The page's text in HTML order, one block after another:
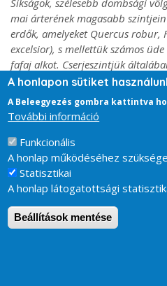
Síkságok, szélesebb dombsági
mai árterének magasabb
erdők, amelyeket Quercus robur,
excelsior), s mellettük számos
fafaj alkot. Cserjeszintjük
lomberdei ill. általános ligeterdei
idegenhonos fafajok maximális
egyébként az élőhely
K1a- Gyertyános-kocsányos
Síksági és dombvidéki tájak
lombkoronaszintjében általában
aránya 50% (amennyiben
azonosítható).
Elegyes, Quercus petraea s.l. és
mély talajú hegy-dombvidéki
A honlapon sütiket
A Beleegyezés gombra kattintva
További információ
Funkcionális
A honlap működéséhez
Statisztikai
A honlap látogatottsági
Beállítások mentése